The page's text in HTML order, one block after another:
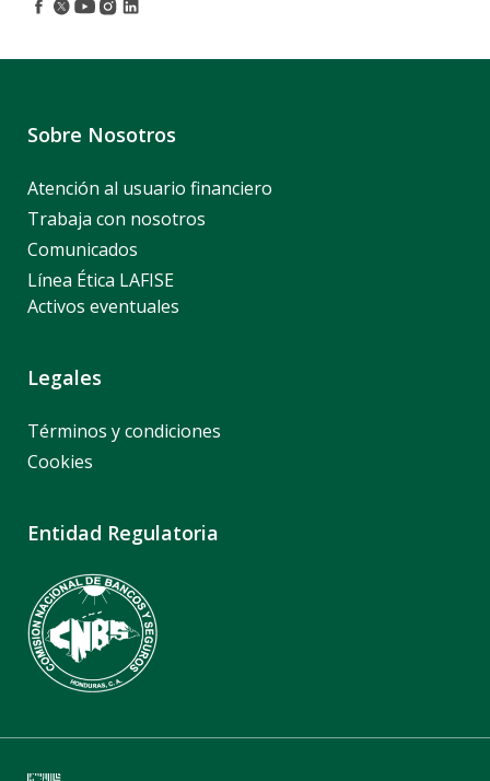
Sobre Nosotros
Atención al usuario financiero
Trabaja con nosotros
Comunicados
Línea Ética LAFISE
Activos eventuales
Legales
Términos y condiciones
Cookies
Entidad Regulatoria